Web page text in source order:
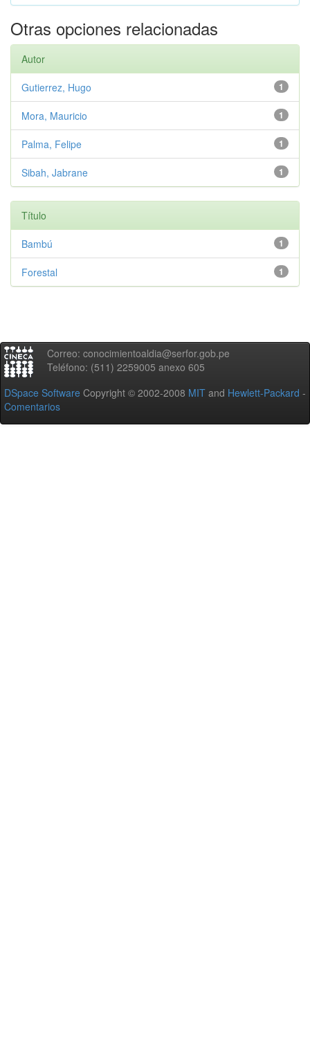
Otras opciones relacionadas
Autor
1
Gutierrez, Hugo
1
Mora, Mauricio
1
Palma, Felipe
1
Sibah, Jabrane
Título
1
Bambú
1
Forestal
Correo: conocimientoaldia@serfor.gob.pe
Teléfono: (511) 2259005 anexo 605
DSpace Software Copyright © 2002-2008 MIT and Hewlett-Packard -
Comentarios